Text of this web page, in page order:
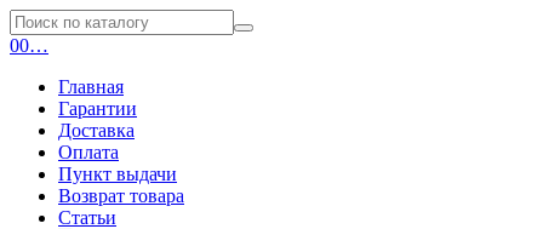
00…
Главная
Гарантии
Доставка
Оплата
Пункт выдачи
Возврат товара
Статьи